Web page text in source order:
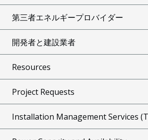
第三者エネルギープロバイダー
開発者と建設業者
Resources
Project Requests
Installation Management Services